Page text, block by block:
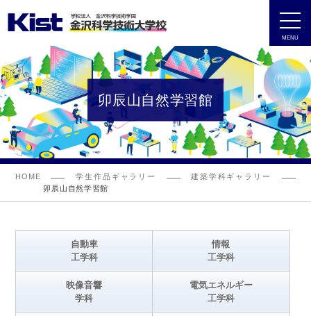
MENU
卯辰山自然学習館
HOME 学生作品ギャラリー
建築学科ギャラリー
卯辰山自然学習館
自動車
工学科
情報
工学科
映像音響
学科
電気エネルギー
工学科